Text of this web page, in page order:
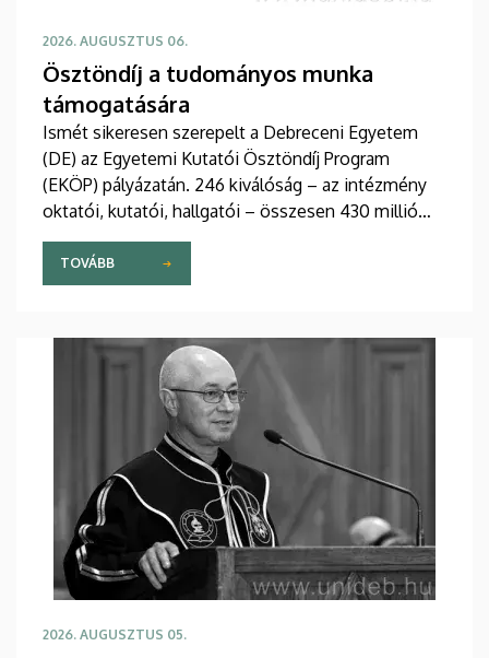
2026. AUGUSZTUS 06.
Ösztöndíj a tudományos munka
támogatására
Ismét sikeresen szerepelt a Debreceni Egyetem
(DE) az Egyetemi Kutatói Ösztöndíj Program
(EKÖP) pályázatán. 246 kiválóság – az intézmény
oktatói, kutatói, hallgatói – összesen 430 millió
forint támogatást nyert el pályaművével
tudományos munkája folyatásához.
TOVÁBB
2026. AUGUSZTUS 05.